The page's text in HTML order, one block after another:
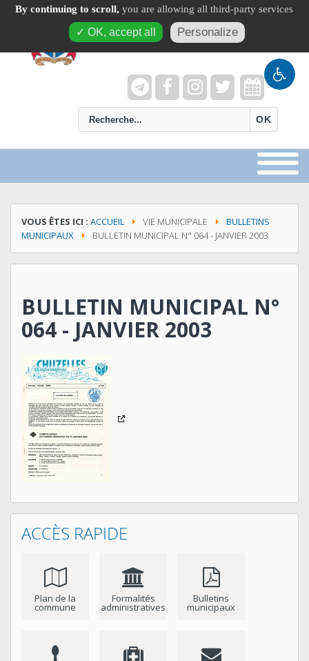
OK
VOUS ÊTES ICI : ACCUEIL VIE MUNICIPALE
BULLETINS
MUNICIPAUX
BULLETIN MUNICIPAL N° 064 - JANVIER 2003
BULLETIN MUNICIPAL N°
064 - JANVIER 2003
ACCÈS RAPIDE
Plan de la
commune
Formalités
administratives
Bulletins
municipaux
By continuing to scroll, you are allowing all third-party services
✓ OK, accept all Personalize